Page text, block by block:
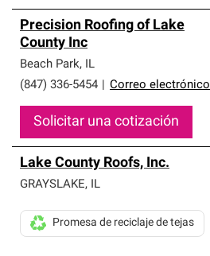
Precision Roofing of Lake
County Inc
Beach Park, IL
(847) 336-5454
Correo electrónico
Solicitar una cotización
Lake County Roofs, Inc.
GRAYSLAKE, IL
Promesa de reciclaje de tejas